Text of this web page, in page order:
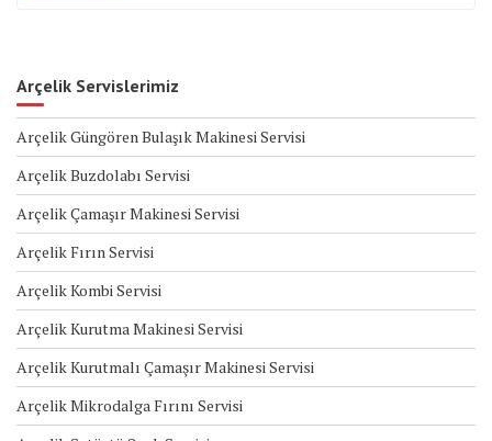
Arçelik Servislerimiz
Arçelik Güngören Bulaşık Makinesi Servisi
Arçelik Buzdolabı Servisi
Arçelik Çamaşır Makinesi Servisi
Arçelik Fırın Servisi
Arçelik Kombi Servisi
Arçelik Kurutma Makinesi Servisi
Arçelik Kurutmalı Çamaşır Makinesi Servisi
Arçelik Mikrodalga Fırını Servisi